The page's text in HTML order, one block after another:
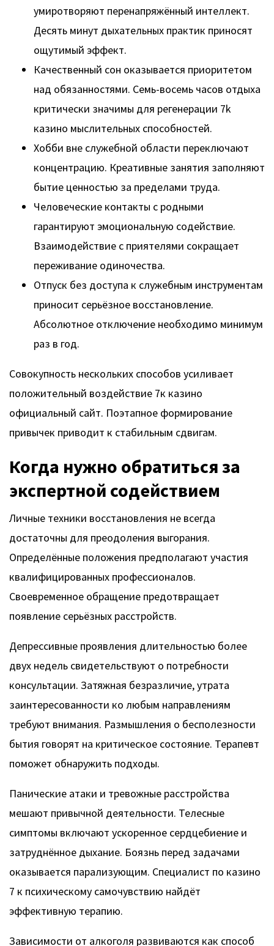
умиротворяют перенапряжённый интеллект.
Десять минут дыхательных практик приносят
ощутимый эффект.
Качественный сон оказывается приоритетом
над обязанностями. Семь-восемь часов отдыха
критически значимы для регенерации 7k
казино мыслительных способностей.
Хобби вне служебной области переключают
концентрацию. Креативные занятия заполняют
бытие ценностью за пределами труда.
Человеческие контакты с родными
гарантируют эмоциональную содействие.
Взаимодействие с приятелями сокращает
переживание одиночества.
Отпуск без доступа к служебным инструментам
приносит серьёзное восстановление.
Абсолютное отключение необходимо минимум
раз в год.
Совокупность нескольких способов усиливает
положительный воздействие 7к казино
официальный сайт. Поэтапное формирование
привычек приводит к стабильным сдвигам.
Когда нужно обратиться за
экспертной содействием
Личные техники восстановления не всегда
достаточны для преодоления выгорания.
Определённые положения предполагают участия
квалифицированных профессионалов.
Своевременное обращение предотвращает
появление серьёзных расстройств.
Депрессивные проявления длительностью более
двух недель свидетельствуют о потребности
консультации. Затяжная безразличие, утрата
заинтересованности ко любым направлениям
требуют внимания. Размышления о бесполезности
бытия говорят на критическое состояние. Терапевт
поможет обнаружить подходы.
Панические атаки и тревожные расстройства
мешают привычной деятельности. Телесные
симптомы включают ускоренное сердцебиение и
затруднённое дыхание. Боязнь перед задачами
оказывается парализующим. Специалист по казино
7 к психическому самочувствию найдёт
эффективную терапию.
Зависимости от алкоголя развиваются как способ